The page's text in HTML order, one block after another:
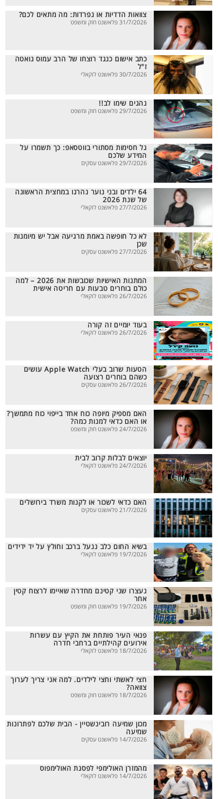
צוואות הדדיות או נפרדות: מה מתאים לכם?
31/7/2026 פלאשנט חוק ומשפט
כתב אישום כנגד רוצחו של הרב עמוס גואטה
ז"ל
30/7/2026 פלאשנט לוקאלי
נהגים שימו לב!!
29/7/2026 פלאשנט חוק ומשפט
גל חסימות מסתורי בווטסאפ: כך תשמרו על
המידע שלכם
29/7/2026 פלאשנט עסקים
64 ילדים ובני נוער נהרגו במחצית הראשונה
של שנת 2026
27/7/2026 פלאשנט לוקאלי
לא כל חופשה באמת מרגיעה אבל יש מיומנות
שכן
27/7/2026 פלאשנט עסקים
המתנות האישיות שכובשות את 2026 – למה
כולם בוחרים טבעות עם חריטה אישית
26/7/2026 פלאשנט לוקאלי
בעוד יומיים זה קורה
26/7/2026 פלאשנט לוקאלי
הטעות שרוב בעלי Apple Watch עושים
כשהם בוחרים רצועה
26/7/2026 פלאשנט עסקים
האם מספיק מיופה כוח אחד בייפוי כוח מתמשך?
או האם כדאי למנות כמה?
24/7/2026 פלאשנט חוק ומשפט
יוצאים לבלות קרוב לבית
24/7/2026 פלאשנט לוקאלי
האם כדאי לשכור או לקנות משרד בירושלים
21/7/2026 פלאשנט עסקים
בשיא החום כלב ננעל ברכב וחולץ על יד ידידים
19/7/2026 פלאשנט לוקאלי
נעצרו שני קטינם מחדרה שאיימו לרצוח קטין
אחר
19/7/2026 פלאשנט חוק ומשפט
פנאי העיר פותחת את הקיץ עם עשרות
אירועים קהילתיים ברחבי חדרה
18/7/2026 פלאשנט לוקאלי
חצי לאשתי וחצי לילדים. למה אני צריך לערוך
צוואה?
18/7/2026 פלאשנט חוק ומשפט
מכון שמיעה רובינשטיין - הבית שלכם לפתרונות
שמיעה
14/7/2026 פלאשנט עסקים
מהמזרן האולימפי לפסגת האולימפוס
14/7/2026 פלאשנט לוקאלי